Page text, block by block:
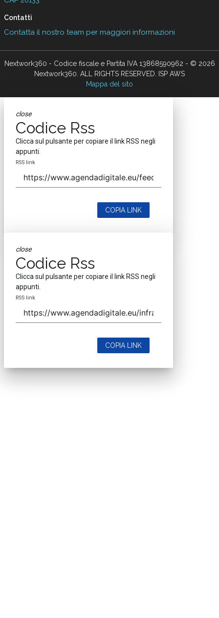
Contatti
Contatta il nostro team per maggiori informazioni
Nextwork360 - Codice fiscale e Partita IVA 13868590962 - © 2026
Nextwork360. ALL RIGHTS RESERVED. ISP AWS
Mappa del sito
close
Codice Rss
Clicca sul pulsante per copiare il link RSS negli
appunti.
RSS link
COPIA LINK
close
Codice Rss
Clicca sul pulsante per copiare il link RSS negli
appunti.
RSS link
COPIA LINK